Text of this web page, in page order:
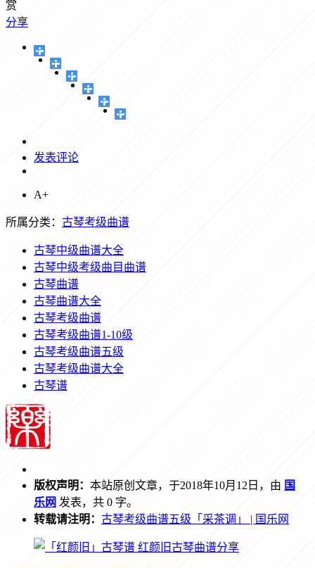
赏
分享
发表评论
A+
所属分类： 古琴考级曲谱
古琴中级曲谱大全
古琴中级考级曲目曲谱
古琴曲谱
古琴曲谱大全
古琴考级曲谱
古琴考级曲谱1-10级
古琴考级曲谱五级
古琴考级曲谱大全
古琴谱
版权声明： 本站原创文章，于2018年10月12日，由 国
乐网 发表，共 0 字。
转载请注明： 古琴考级曲谱五级「采茶调」 | 国乐网